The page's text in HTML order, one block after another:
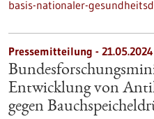
basis-nationaler-
Pressemitteilung - 21.05.2024
Entwicklung von
gegen